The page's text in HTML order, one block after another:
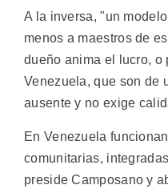
A la inversa, "un
menos a maestros de
dueño anima el lucro, o
Venezuela, que son de
ausente y no exige
En Venezuela
comunitarias,
preside Camposano y